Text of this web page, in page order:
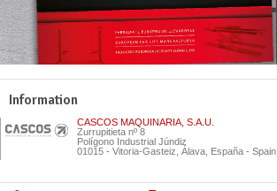
Information
CASCOS MAQUINARIA, S.A.U.
Zurrupitieta nº 8
Polígono Industrial Júndiz
01015 - Vitoria-Gasteiz, Álava, España - Spain